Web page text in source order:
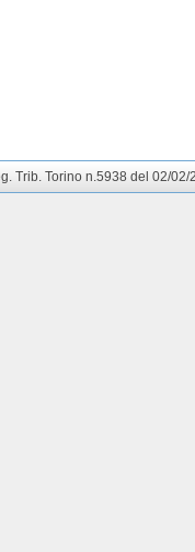
Torino n.5938 del 02/02/